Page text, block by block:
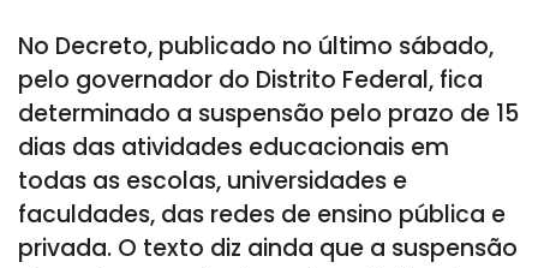
No Decreto, publicado no último sábado,
pelo governador do Distrito Federal, fica
determinado a suspensão pelo prazo de 15
dias das atividades educacionais em
todas as escolas, universidades e
faculdades, das redes de ensino pública e
privada. O texto diz ainda que a suspensão